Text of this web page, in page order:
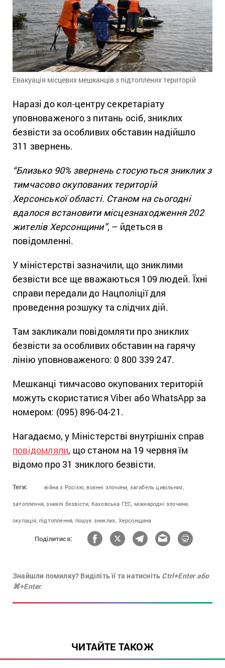
Евакуація місцевих мешканців з підтоплених територій
Наразі до кол-центру секретаріату
уповноваженого з питань осіб, зниклих
безвісти за особливих обставин надійшло
311 звернень.
“Близько 90% звернень стосуються зниклих з
тимчасово окупованих територій
Херсонської області. Станом на сьогодні
вдалося встановити місцезнаходження 202
жителів Херсонщини”, – йдеться в
повідомленні.
У міністерстві зазначили, що зниклими
безвісти все ще вважаються 109 людей. Їхні
справи передали до Нацполіції для
проведення розшуку та слідчих дій.
Там закликали повідомляти про зниклих
безвісти за особливих обставин на гарячу
лінію уповноваженого: 0 800 339 247.
Мешканці тимчасово окупованих територій
можуть скористатися Viber або WhatsApp за
номером: (095) 896-04-21.
Нагадаємо, у Міністерстві внутрішніх справ
повідомляли, що станом на 19 червня їм
відомо про 31 зниклого безвісти.
Теги: війна з Росією, воєнні злочини, загибель цивільних,
затоплення, зниклі безвісти, Каховська ГЕС, міжнародні злочини,
окупація, підтоплення, пошук зниклих, Херсонщина
Поділитися:
Знайшли помилку? Виділіть її та натисніть Ctrl+Enter або
⌘+Enter.
ЧИТАЙТЕ ТАКОЖ